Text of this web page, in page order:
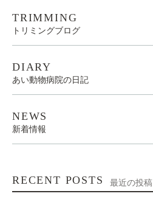
TRIMMING
トリミングブログ
DIARY
あい動物病院の日記
NEWS
新着情報
RECENT POSTS 最近の投稿